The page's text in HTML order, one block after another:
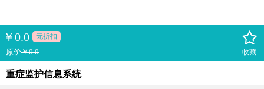
￥0.0 无折扣
原价￥0.0 收藏
重症监护信息系统